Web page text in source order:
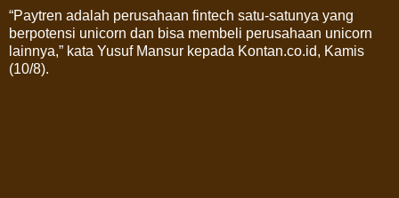
“Paytren adalah perusahaan fintech satu-satunya yang
berpotensi unicorn dan bisa membeli perusahaan unicorn
lainnya,” kata Yusuf Mansur kepada Kontan.co.id, Kamis
(10/8).